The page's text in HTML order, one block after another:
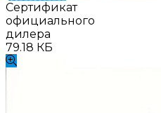
Сертификат
официального
дилера
79.18 КБ